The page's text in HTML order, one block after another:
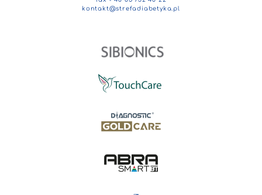
kontakt@strefadiabetyka.pl